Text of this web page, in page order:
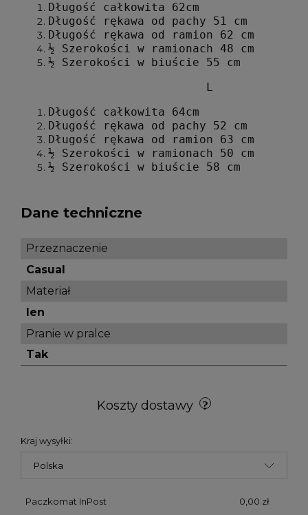
Długość całkowita 62cm
Długość rękawa od pachy 51 cm
Długość rękawa od ramion 62 cm
½ Szerokości w ramionach 48 cm
½ Szerokości w biuście 55 cm
L
Długość całkowita 64cm
Długość rękawa od pachy 52 cm
Długość rękawa od ramion 63 cm
½ Szerokości w ramionach 50 cm
½ Szerokości w biuście 58 cm
Dane techniczne
Przeznaczenie
Casual
Materiał
len
Pranie w pralce
Tak
Koszty dostawy
Kraj wysyłki:
Paczkomat InPost 0,00 zł